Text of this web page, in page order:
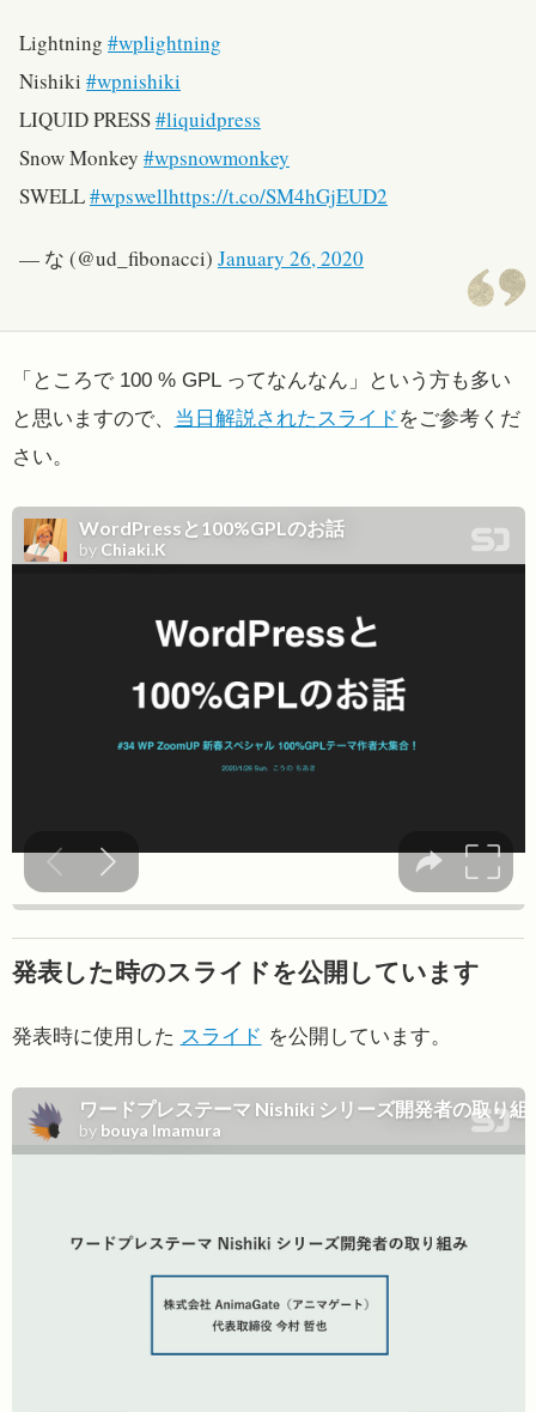
Lightning #wplightning
Nishiki #wpnishiki
LIQUID PRESS#liquidpress
Snow Monkey #wpsnowmonkey
SWELL#wpswellhttps://t.co/SM4hGjEUD2
— な (@ud_fibonacci) January 26, 2020
「ところで 100 % GPL ってなんなん」という方も多い
と思いますので、 当日解説されたスライド をご参考くだ
さい。
発表した時のスライドを公開しています
発表時に使用した スライド を公開しています。